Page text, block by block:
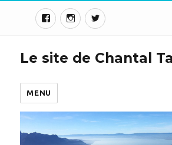
Le site de Chantal
MENU